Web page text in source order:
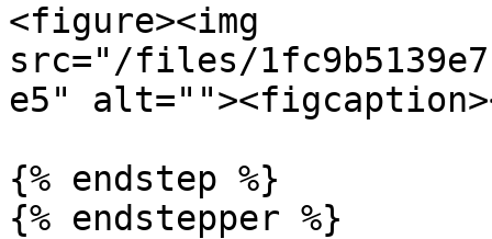
<figure><img
src="/files/
e5"
{% endstep %}
{% endstepper %}